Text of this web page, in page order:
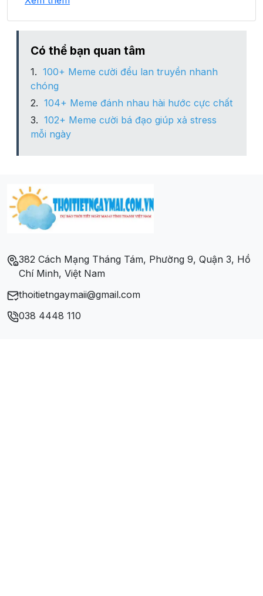
Xã Phu Luông
Xã Pom Lót
Xã Sam Mứn
Xã Thanh Chăn
Xã Thanh Luông
Xã Thanh Nưa
Có thể bạn quan tâm
100+ Meme cười đểu lan truyền nhanh
chóng
104+ Meme đánh nhau hài hước cực chất
102+ Meme cười bá đạo giúp xả stress
mỗi ngày
382 Cách Mạng Tháng Tám, Phường 9, Quận 3, Hồ
Chí Minh, Việt Nam
thoitietngaymaii@gmail.com
038 4448 110